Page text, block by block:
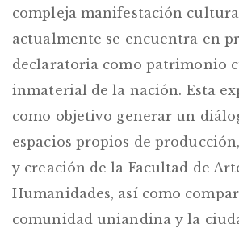
compleja manifestación
actualmente se encuentra en
declaratoria como patrimonio
inmaterial de la nación. Esta
como objetivo generar un
espacios propios de
y creación de la Facultad de
Humanidades, así como
comunidad uniandina y la